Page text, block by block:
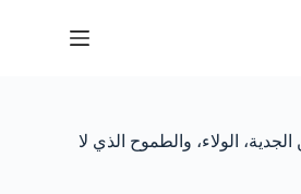
الولاء، والطموح الذي لا